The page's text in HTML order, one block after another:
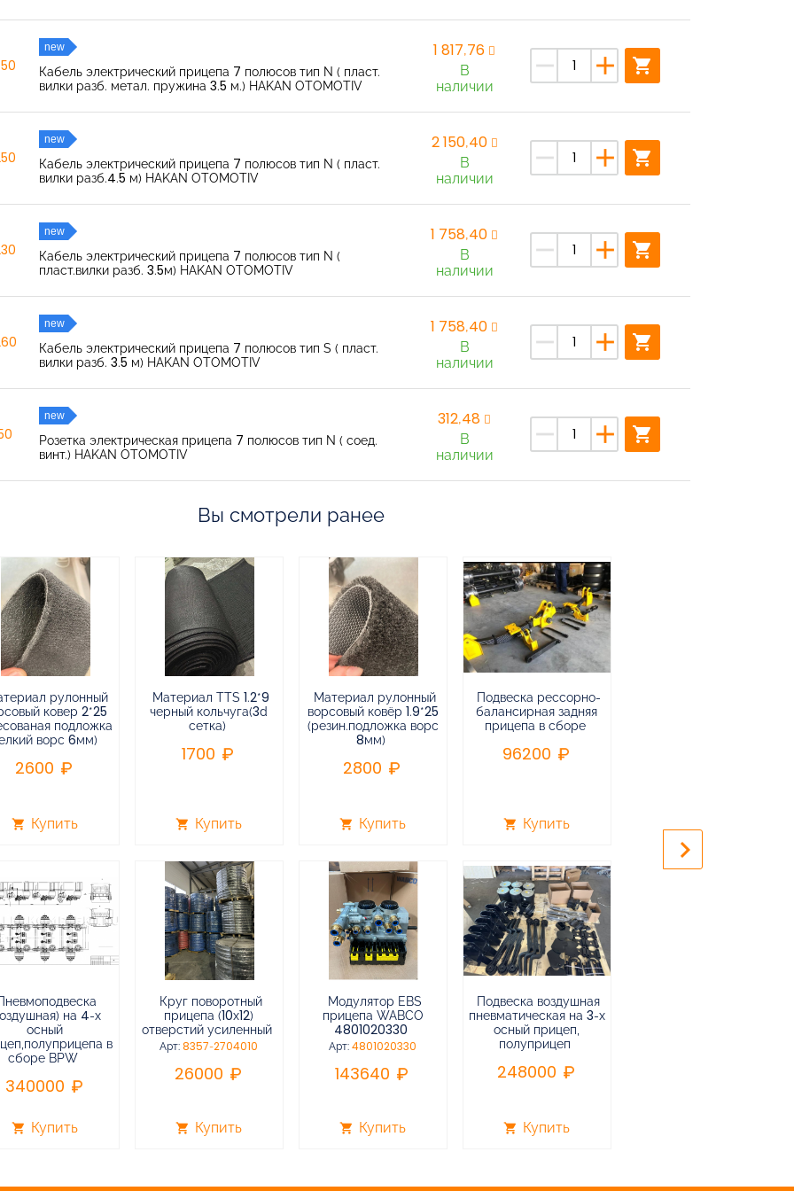
new
Кабель электрический прицепа 7 полюсов тип N ( пласт.
вилки разб. метал. пружина 3.5 м.) HAKAN OTOMOTIV
1 817,76
В
наличии
remove add shopping_cart
new
Кабель электрический прицепа 7 полюсов тип N ( пласт.
вилки разб.4.5 м) HAKAN OTOMOTIV
2 150,40
В
наличии
remove add shopping_cart
new
Кабель электрический прицепа 7 полюсов тип N (
пласт.вилки разб. 3.5м) HAKAN OTOMOTIV
1 758,40
В
наличии
remove add shopping_cart
new
Кабель электрический прицепа 7 полюсов тип S ( пласт.
вилки разб. 3.5 м) HAKAN OTOMOTIV
1 758,40
В
наличии
remove add shopping_cart
new
Розетка электрическая прицепа 7 полюсов тип N ( соед.
винт.) HAKAN OTOMOTIV
312,48
В
наличии
remove add shopping_cart
Вы смотрели ранее
рулонный
ковер 2*25
подложка
ворс 6мм)
2600
shopping_cart Купить
на 4-х
осный
в
сборе BPW
340000
shopping_cart Купить
Материал TTS 1.2*9
черный кольчуга(3d
сетка)
1700
shopping_cart Купить
Круг поворотный
прицепа (10х12)
отверстий усиленный
Арт:8357-2704010
26000
shopping_cart Купить
Материал рулонный
ворсовый ковёр 1.9*25
(резин.подложка ворс
8мм)
2800
shopping_cart Купить
Модулятор EBS
прицепа WABCO
4801020330
Арт:4801020330
143640
shopping_cart Купить
Подвеска рессорно-
балансирная задняя
прицепа в сборе
96200
shopping_cart Купить
Подвеска воздушная
пневматическая на 3-х
осный прицеп,
полуприцеп
248000
shopping_cart Купить
keyboard_arrow_right